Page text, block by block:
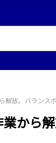
放。バランス
から